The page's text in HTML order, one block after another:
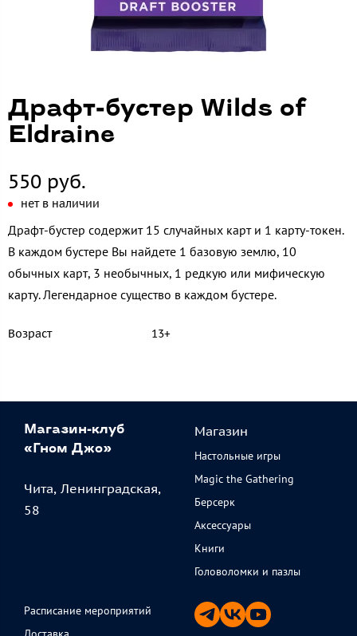
Драфт-бустер Wilds of
Eldraine
550 руб.
нет в наличии
Драфт-бустер содержит 15 случайных карт и 1 карту-токен.
В каждом бустере Вы найдете 1 базовую землю, 10
обычных карт, 3 необычных, 1 редкую или мифическую
карту. Легендарное существо в каждом бустере.
Возраст 13+
Магазин-клуб
«Гном Джо»
Чита, Ленинградская,
58
Магазин
Настольные игры
Magic the Gathering
Берсерк
Аксессуары
Книги
Головоломки и пазлы
Расписание мероприятий